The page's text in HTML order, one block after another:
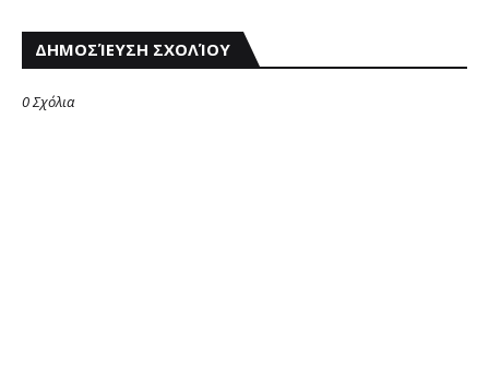
ΔΗΜΟΣΊΕΥΣΗ ΣΧΟΛΊΟΥ
0 Σχόλια